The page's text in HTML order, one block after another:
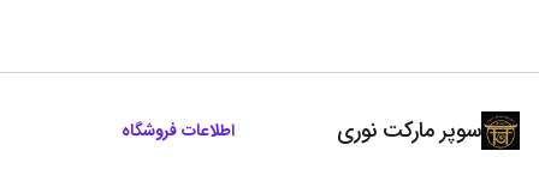
سوپر مارکت نوری اطلاعات فروشگاه